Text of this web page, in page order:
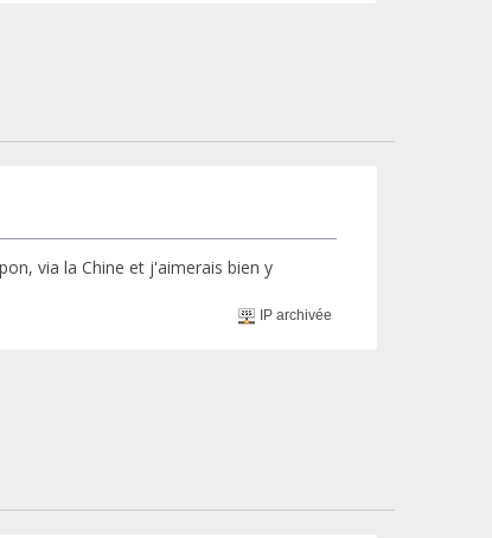
via la Chine et j'aimerais bien y
IP archivée